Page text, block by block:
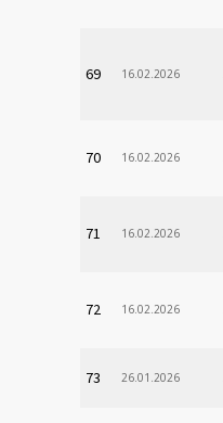
69 16.02.2026
70 16.02.2026
71 16.02.2026
72 16.02.2026
73 26.01.2026